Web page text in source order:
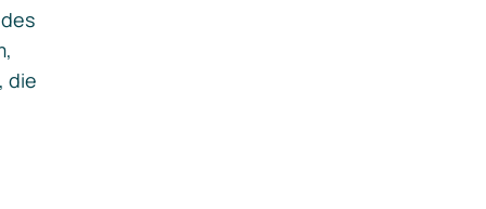
die